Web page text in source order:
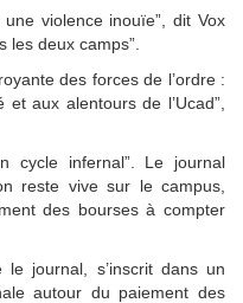
violence inouïe”, dit Vox
les deux camps”.
des forces de l’ordre :
aux alentours de l’Ucad”,
cycle infernal”. Le journal
reste vive sur le campus,
des bourses à compter
le journal, s’inscrit dans un
autour du paiement des